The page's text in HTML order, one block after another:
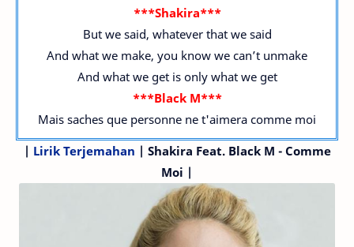
***Shakira***
But we said, whatever that we said
And what we make, you know we can’t unmake
And what we get is only what we get
***Black M***
Mais saches que personne ne t'aimera comme moi
| Lirik Terjemahan | Shakira Feat. Black M - Comme
Moi |